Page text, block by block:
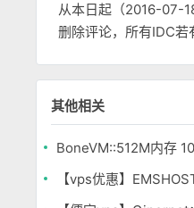
从本日起（2016-07-
删除评论，所有IDC若
其他相关
BoneVM::512M内存